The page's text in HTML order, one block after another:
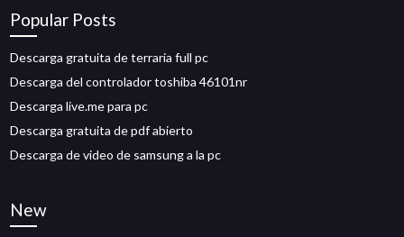
Popular Posts
Descarga gratuita de terraria full pc
Descarga del controlador toshiba 46101nr
Descarga live.me para pc
Descarga gratuita de pdf abierto
Descarga de video de samsung a la pc
New